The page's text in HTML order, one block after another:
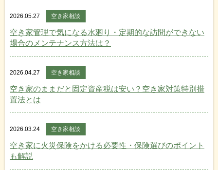
2026.05.27 空き家相談
空き家管理で気になる水廻り・定期的な訪問ができない
場合のメンテナンス方法は？
2026.04.27 空き家相談
空き家のままだと固定資産税は安い？空き家対策特別措
置法とは
2026.03.24 空き家相談
空き家に火災保険をかける必要性・保険選びのポイント
も解説